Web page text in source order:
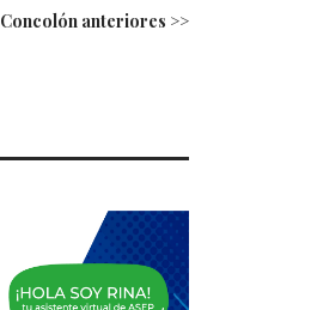
Concolón anteriores >>